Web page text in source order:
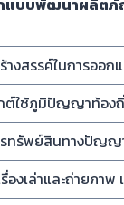
แบบพัฒนาผลิตภั
างสรรค์ในการออ
ต์ใช้ภูมิปัญญาท้อง
รทรัพย์สินทางปัญญ
รื่องเล่าและถ่ายภา